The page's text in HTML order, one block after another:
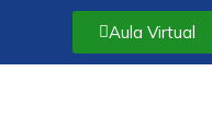
Aula Virtual